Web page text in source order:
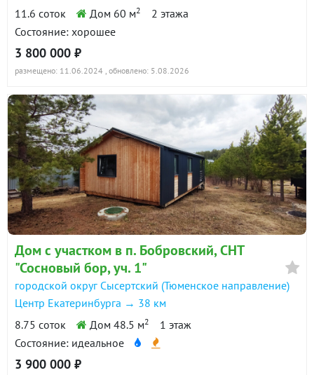
11.6 соток
Дом 60 м2
2 этажа
Состояние: хорошее
3 800 000 ₽
размещено: 11.06.2024 , обновлено: 5.08.2026
Дом с участком в п. Бобровский, СНТ
"Сосновый бор, уч. 1"
городской округ Сысертский (Тюменское направление)
Центр Екатеринбурга → 38 км
8.75 соток
Дом 48.5 м2
1 этаж
Состояние: идеальное
3 900 000 ₽